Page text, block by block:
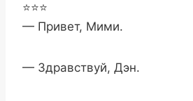
⭐⭐⭐
— Привет, Мими.
— Здравствуй, Дэн.